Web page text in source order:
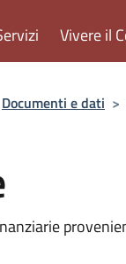
Vivere il
Documenti e dati >